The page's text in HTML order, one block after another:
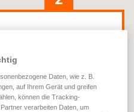
6
Daten, wie z. B.
auf Ihrem Gerät und greifen
können die Tracking-
verarbeiten Daten, um